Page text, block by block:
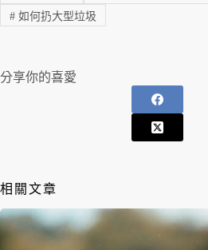
#如何扔大型垃圾
分享你的喜愛
相關文章